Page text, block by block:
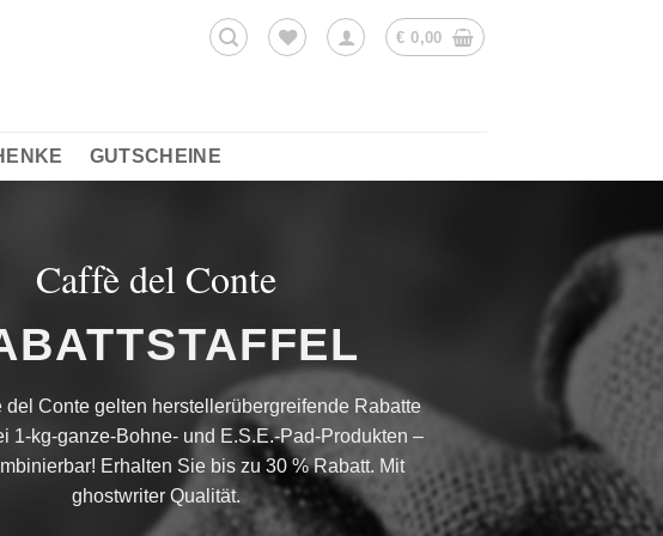
€ 0,00
GUTSCHEINE
Caffè del Conte
del Conte gelten herstellerübergreifende Rabatte
1-kg-ganze-Bohne- und E.S.E.-Pad-Produkten –
Erhalten Sie bis zu 30 % Rabatt. Mit
ghostwriterQualität.